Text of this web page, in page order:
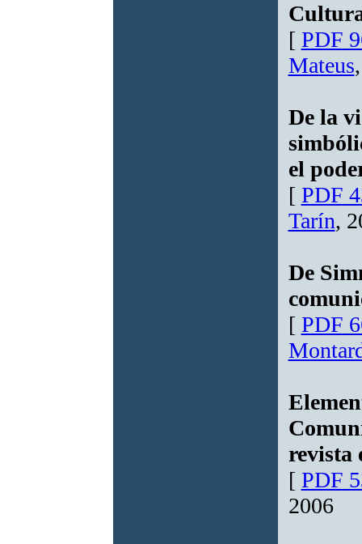
[ PDF
Mateus
De la
el
[ PDF
Tarín,
De
[ PDF
revista
[ PDF
2006